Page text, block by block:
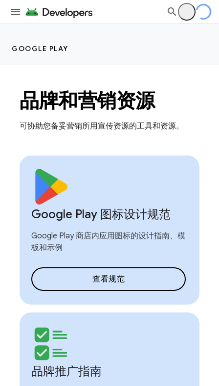
GOOGLE PLAY
品牌和营销资源
可协助您备妥营销所用宣传资源的工具和资源。
Google Play 图标设计规范
Google Play 商店内应用图标的设计指南、模
板和示例
查看规范
品牌推广指南